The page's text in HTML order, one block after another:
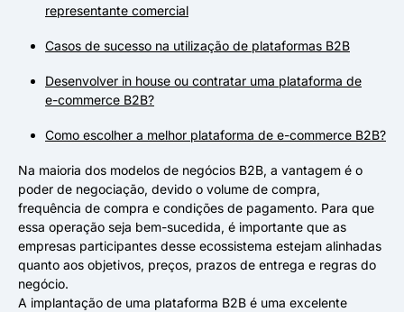
representante comercial
Casos de sucesso na utilização de plataformas B2B
Desenvolver in house ou contratar uma plataforma de
e-commerce B2B?
Como escolher a melhor plataforma de e-commerce B2B?
Na maioria dos modelos de negócios B2B, a vantagem é o
poder de negociação, devido o volume de compra,
frequência de compra e condições de pagamento. Para que
essa operação seja bem-sucedida, é importante que as
empresas participantes desse ecossistema estejam alinhadas
quanto aos objetivos, preços, prazos de entrega e regras do
negócio.
A implantação de uma plataforma B2B é uma excelente